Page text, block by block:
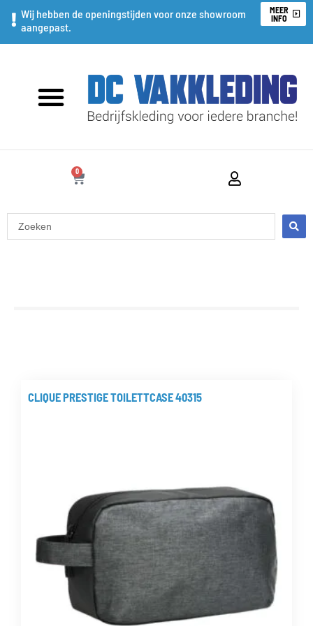
Ga
naar
Wij hebben de openingstijden voor onze showroom
aangepast.
MEER
INFO
0
WINKELWAGEN
Search
...
CLIQUE PRESTIGE TOILETTCASE 40315